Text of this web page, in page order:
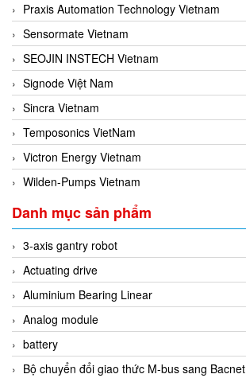
Praxis Automation Technology Vietnam
Sensormate Vietnam
SEOJIN INSTECH Vietnam
Signode Việt Nam
Sincra Vietnam
Temposonics VietNam
Victron Energy Vietnam
Wilden-Pumps Vietnam
Danh mục sản phẩm
3-axis gantry robot
Actuating drive
Aluminium Bearing Linear
Analog module
battery
Bộ chuyển đổi giao thức M-bus sang Bacnet